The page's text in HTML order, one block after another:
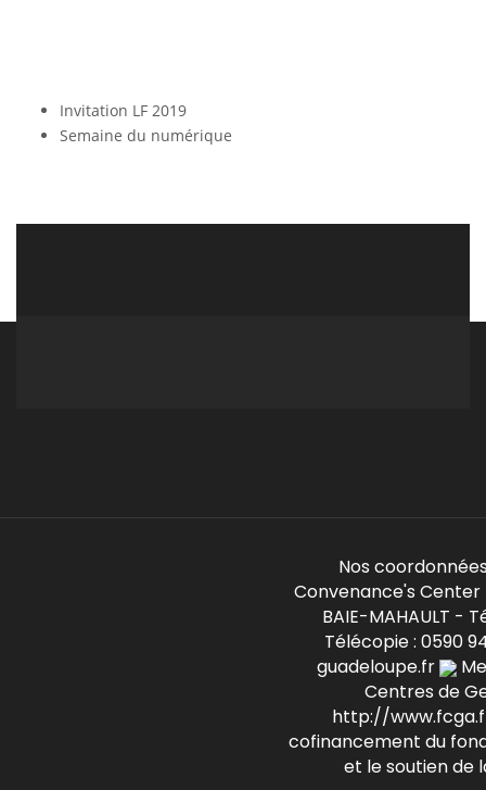
Invitation LF 2019
Semaine du numérique
Nos coordonnées
Convenance's Center
BAIE-MAHAULT -
Télécopie : 0590
guadeloupe.fr
Centres de
http://
cofinancement du
et le soutien de